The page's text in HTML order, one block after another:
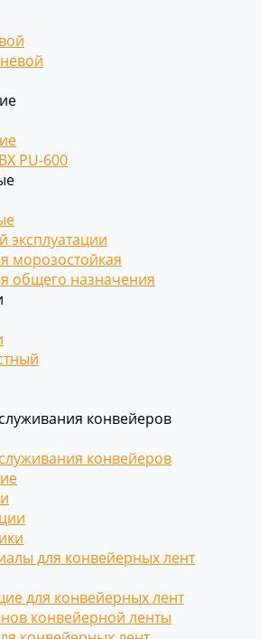
PU-600
эксплуатации
морозостойкая
общего назначения
конвейеров
конвейеров
для конвейерных лент
для конвейерных лент
конвейерной ленты